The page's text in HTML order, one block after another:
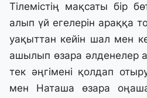
Тілемістің мақсаты бір
алып үй егелерін араққа
уақыттан кейін шал мен
ашылып өзара әлденелер
тек әңгімені қолдап
мен Наташа өзара